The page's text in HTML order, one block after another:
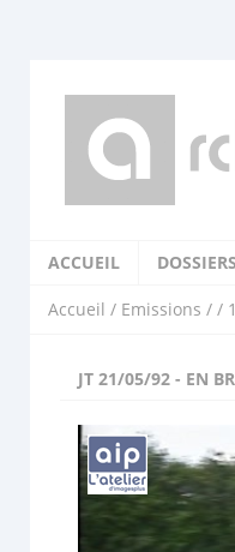
ACCUEIL DOSSIERS
Accueil / Emissions / /
JT 21/05/92 - EN